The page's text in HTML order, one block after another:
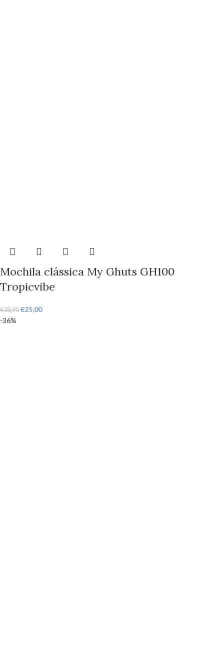
Mochila clássica My Ghuts GH100
Tropicvibe
€38,90 €25,00
-36%